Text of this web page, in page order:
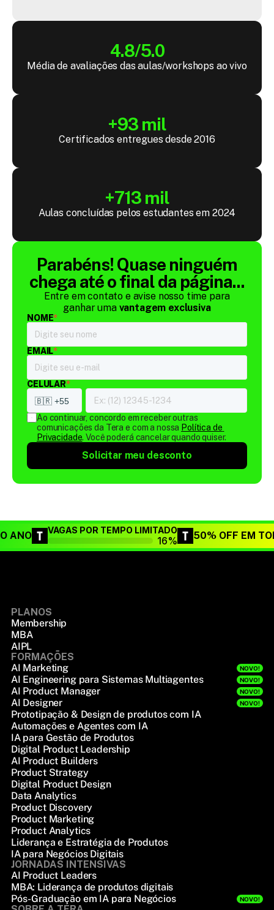
4.8/5.0
Média de avaliações das aulas/workshops ao vivo
+93 mil
Certificados entregues desde 2016
+713 mil
Aulas concluídas pelos estudantes em 2024
Parabéns! Quase ninguém
chega até o final da página...
Entre em contato e avise nosso time para
ganhar uma vantagem exclusiva
NOME*
EMAIL*
CELULAR*
Ao continuar, concordo em receber outras
comunicações da Tera e com a nossa Política de
Privacidade. Você poderá cancelar quando quiser.
Solicitar meu desconto
ANO VAGAS POR TEMPO LIMITADO
16% 50% OFF EM
PLANOS
Membership
MBA
AIPL
FORMAÇÕES
AI Marketing
NOVO!
AI Engineering para Sistemas Multiagentes NOVO!
AI Product Manager NOVO!
AI Designer NOVO!
Prototipação & Design de produtos com IA
Automações e Agentes com IA
IA para Gestão de Produtos
Digital Product Leadership
AI Product Builders
Product Strategy
Digital Product Design
Data Analytics
Product Discovery
Product Marketing
Product Analytics
Liderança e Estratégia de Produtos
IA para Negócios Digitais
JORNADAS INTENSIVAS
AI Product Leaders
MBA: Liderança de produtos digitais
Pós-Graduação em IA para Negócios
NOVO!